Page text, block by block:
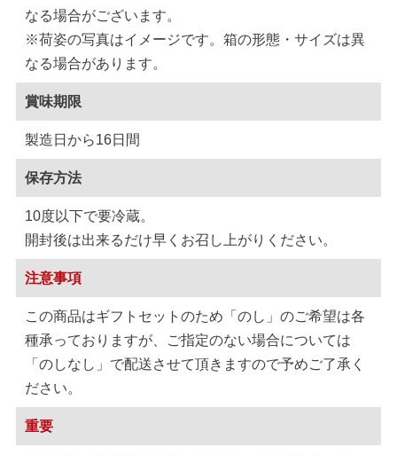
なる場合がございます。
※荷姿の写真はイメージです。箱の形態・サイズは異
なる場合があります。
賞味期限
製造日から16日間
保存方法
10度以下で要冷蔵。
開封後は出来るだけ早くお召し上がりください。
注意事項
この商品はギフトセットのため「のし」のご希望は各
種承っておりますが、ご指定のない場合については
「のしなし」で配送させて頂きますので予めご了承く
ださい。
重要